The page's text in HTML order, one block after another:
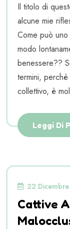
Il titolo di
alcune mie
Come può
modo
benessere??
termini, perchè
collettivo, è
Leggi Di
22
Cattive